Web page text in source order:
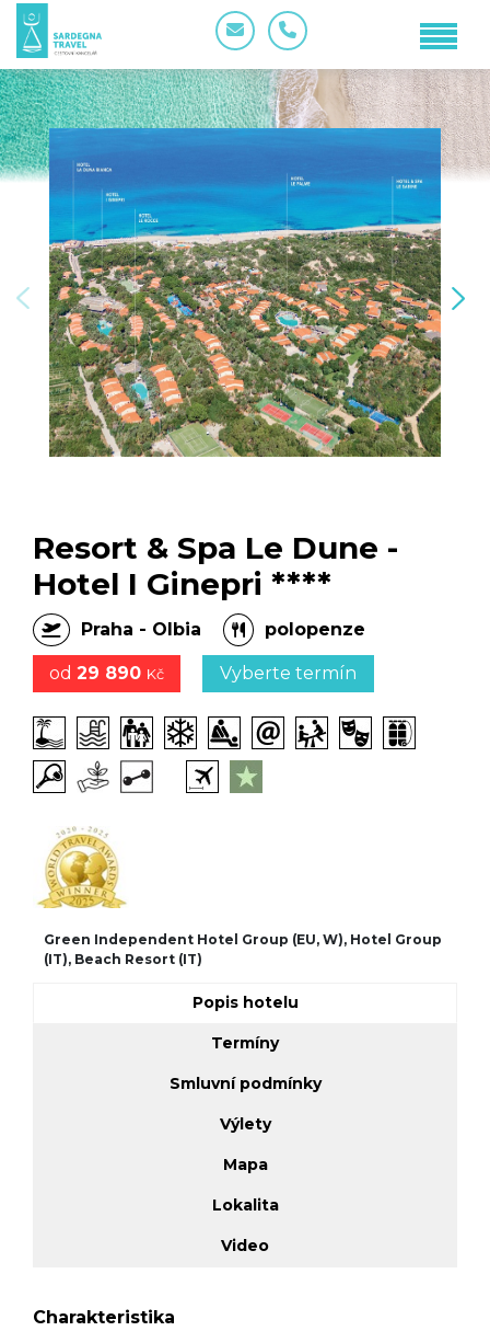
Resort & Spa Le Dune -
Hotel I Ginepri ****
Praha - Olbia polopenze
od 29 890 Kč Vyberte termín
Green Independent Hotel Group (EU, W), Hotel Group
(IT), Beach Resort (IT)
Popis hotelu
Termíny
Smluvní podmínky
Výlety
Mapa
Lokalita
Video
Charakteristika